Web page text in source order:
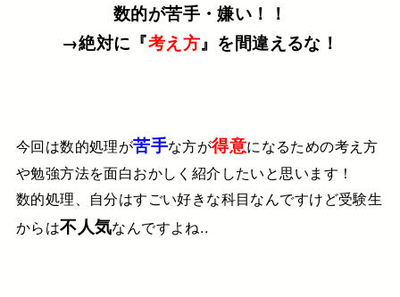
数的が苦手・嫌い！！
→絶対に『考え方』を間違えるな！
今回は数的処理が苦手な方が得意になるための考え方
や勉強方法を面白おかしく紹介したいと思います！
数的処理、自分はすごい好きな科目なんですけど受験生
からは不人気なんですよね..